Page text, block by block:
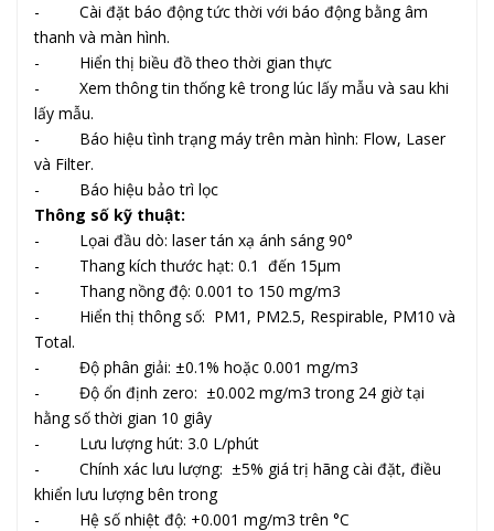
- Cài đặt báo động tức thời với báo động bằng âm
thanh và màn hình.
- Hiển thị biều đồ theo thời gian thực
- Xem thông tin thống kê trong lúc lấy mẫu và sau khi
lấy mẫu.
- Báo hiệu tình trạng máy trên màn hình: Flow, Laser
và Filter.
- Báo hiệu bảo trì lọc
Thông số kỹ thuật:
- Lọai đầu dò: laser tán xạ ánh sáng 90°
- Thang kích thước hạt: 0.1 đến 15μm
- Thang nồng độ: 0.001 to 150 mg/m3
- Hiển thị thông số: PM1, PM2.5, Respirable, PM10 và
Total.
- Độ phân giải: ±0.1% hoặc 0.001 mg/m3
- Độ ổn định zero: ±0.002 mg/m3 trong 24 giờ tại
hằng số thời gian 10 giây
- Lưu lượng hút: 3.0 L/phút
- Chính xác lưu lượng: ±5% giá trị hãng cài đặt, điều
khiển lưu lượng bên trong
- Hệ số nhiệt độ: +0.001 mg/m3 trên °C